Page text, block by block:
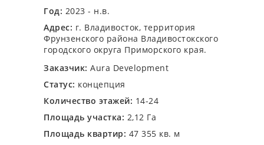
Год: 2023 - н.в.
Адрес: г. Владивосток, территория
Фрунзенского района Владивостокского
городского округа Приморского края.
Заказчик: Aura Development
Статус: концепция
Количество этажей: 14-24
Площадь участка: 2,12 Га
Площадь квартир: 47 355 кв. м